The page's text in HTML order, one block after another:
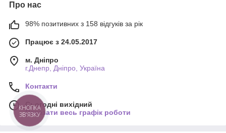
Про нас
98% позитивних з 158 відгуків за рік
Працює з 24.05.2017
м. Дніпро
г.Днепр, Дніпро, Україна
Контакти
Сьогодні вихідний
Показати весь графік роботи
КНОПКА
ЗВ'ЯЗКУ